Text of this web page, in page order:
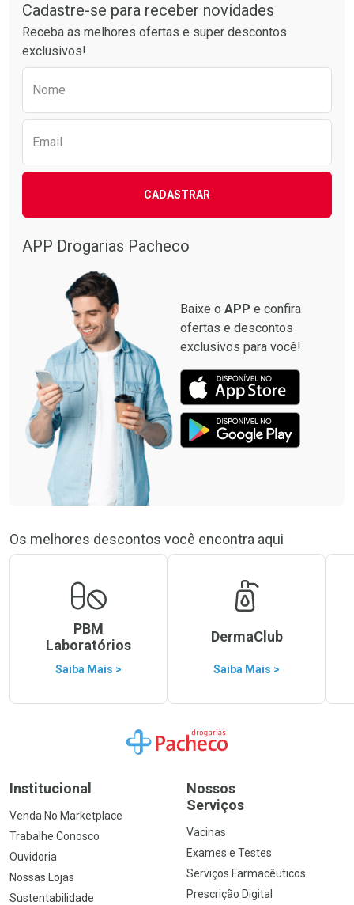
Cadastre-se para receber novidades
Receba as melhores ofertas e super descontos
exclusivos!
Nome
Email
CADASTRAR
APP Drogarias Pacheco
Baixe o APP e confira
ofertas e descontos
exclusivos para você!
Os melhores descontos você encontra aqui
PBM
Laboratórios
Saiba Mais >
DermaClub
Saiba Mais >
Ir para a Home
Institucional
Venda No Marketplace
Trabalhe Conosco
Ouvidoria
Nossas Lojas
Sustentabilidade
Nossos
Serviços
Vacinas
Exames e Testes
Serviços Farmacêuticos
Prescrição Digital